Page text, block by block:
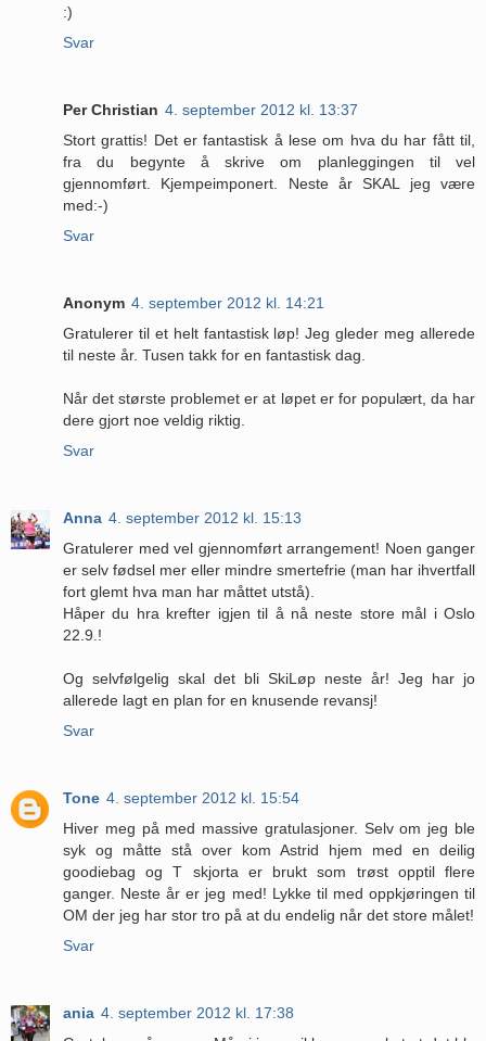
:)
Svar
Per Christian 4. september 2012 kl. 13:37
Stort grattis! Det er fantastisk å lese om hva du har fått til,
fra du begynte å skrive om planleggingen til vel
gjennomført. Kjempeimponert. Neste år SKAL jeg være
med:-)
Svar
Anonym 4. september 2012 kl. 14:21
Gratulerer til et helt fantastisk løp! Jeg gleder meg allerede
til neste år. Tusen takk for en fantastisk dag.
Når det største problemet er at løpet er for populært, da har
dere gjort noe veldig riktig.
Svar
Anna 4. september 2012 kl. 15:13
Gratulerer med vel gjennomført arrangement! Noen ganger
er selv fødsel mer eller mindre smertefrie (man har ihvertfall
fort glemt hva man har måttet utstå).
Håper du hra krefter igjen til å nå neste store mål i Oslo
22.9.!
Og selvfølgelig skal det bli SkiLøp neste år! Jeg har jo
allerede lagt en plan for en knusende revansj!
Svar
Tone 4. september 2012 kl. 15:54
Hiver meg på med massive gratulasjoner. Selv om jeg ble
syk og måtte stå over kom Astrid hjem med en deilig
goodiebag og T skjorta er brukt som trøst opptil flere
ganger. Neste år er jeg med! Lykke til med oppkjøringen til
OM der jeg har stor tro på at du endelig når det store målet!
Svar
ania 4. september 2012 kl. 17:38